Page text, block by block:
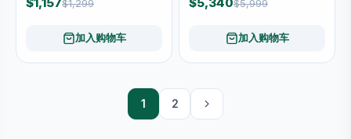
$1,299
加入购物车
$5,999
加入购物车
1 2